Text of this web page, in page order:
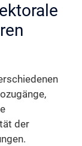
der